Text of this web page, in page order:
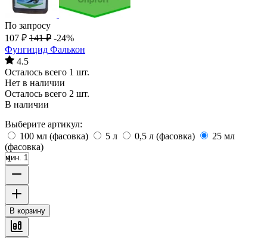
По запросу
107 ₽ 141 ₽ -24%
Фунгицид Фалькон
4.5
Осталось всего 1 шт.
Нет в наличии
Осталось всего 2 шт.
В наличии
Выберите артикул:
100 мл (фасовка)
5 л 0,5 л (фасовка)
25 мл
(фасовка)
мин. 1
В корзину